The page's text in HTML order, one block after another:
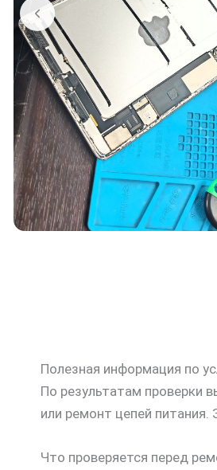
Полезная информация по
По результатам проверки
или ремонт цепей питания.
Что проверяется перед